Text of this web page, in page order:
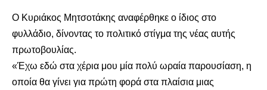
Ο Κυριάκος Μητσοτάκης αναφέρθηκε ο ίδιος στο
φυλλάδιο, δίνοντας το πολιτικό στίγμα της νέας αυτής
πρωτοβουλίας.
«Έχω εδώ στα χέρια μου μία πολύ ωραία παρουσίαση, η
οποία θα γίνει για πρώτη φορά στα πλαίσια μιας